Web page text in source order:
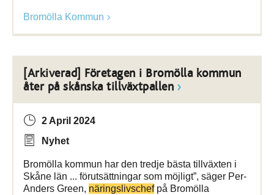
Bromölla Kommun
[Arkiverad] Företagen i Bromölla kommun
åter på skånska tillväxtpallen
2 April 2024
Nyhet
Bromölla kommun har den tredje bästa tillväxten i
Skåne län ... förutsättningar som möjligt”, säger Per-
Anders Green, näringslivschefpå Bromölla